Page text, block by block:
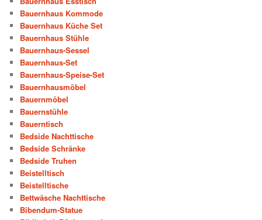
Bauernhaus Kommode
Bauernhaus Küche Set
Bauernhaus Stühle
Bauernhaus-Sessel
Bauernhaus-Set
Bauernhaus-Speise-Set
Bauernhausmöbel
Bauernmöbel
Bauernstühle
Bauerntisch
Bedside Nachttische
Bedside Schränke
Bedside Truhen
Beistelltisch
Beistelltische
Bettwäsche Nachttische
Bibendum-Statue